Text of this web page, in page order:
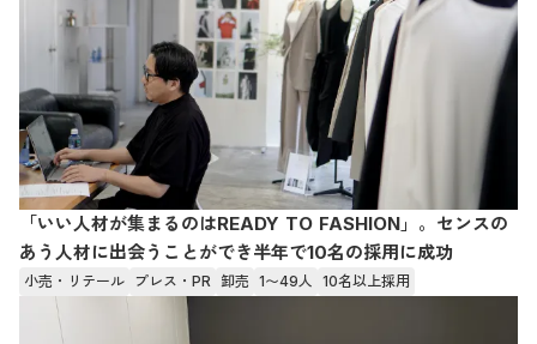
「いい人材が集まるのはREADY TO FASHION」。センスの
あう人材に出会うことができ半年で10名の採用に成功
小売・リテール プレス・PR 卸売 1〜49人 10名以上採用